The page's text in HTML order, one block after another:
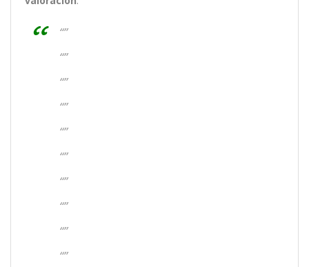
“”
“”
“”
“”
“”
“”
“”
“”
“”
“”